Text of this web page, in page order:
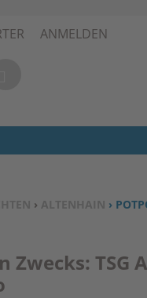
ANMELDEN
› ALTENHAIN ›
TSG